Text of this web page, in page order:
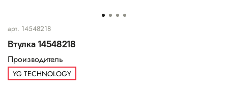
арт. 14548218
Втулка 14548218
Производитель
YG TECHNOLOGY